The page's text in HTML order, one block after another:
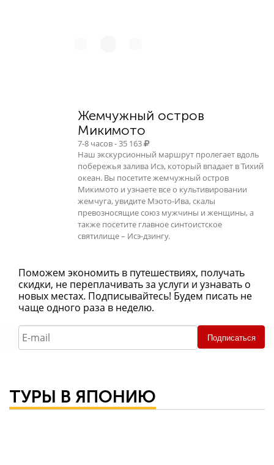
Жемчужный остров
Микимото
7-8 часов - 35 163
Наш экскурсионный маршрут пролегает вдоль
побережья залива Исэ, который впадает в Тихий
океан. Вы посетите жемчужный остров
Микимото и узнаете все о культивировании
жемчуга, увидите Мэото-Ива, скалы
превозносящие союз мужчины и женщины, а
также посетите главное синтоистское
святилище – Исэ-дзингу.
Поможем экономить в путешествиях, получать
скидки, не переплачивать за услуги и узнавать о
новых местах. Подписывайтесь! Будем писать не
чаще одного раза в неделю.
Подписаться
ТУРЫ В ЯПОНИЮ